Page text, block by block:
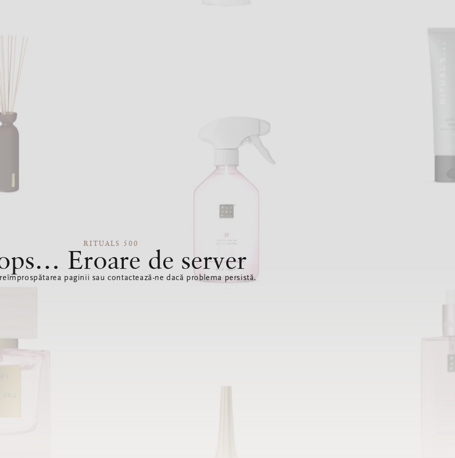
RITUALS 500
Eroare de server
reîmprospătarea paginii sau contactează-ne dacă problema persistă.